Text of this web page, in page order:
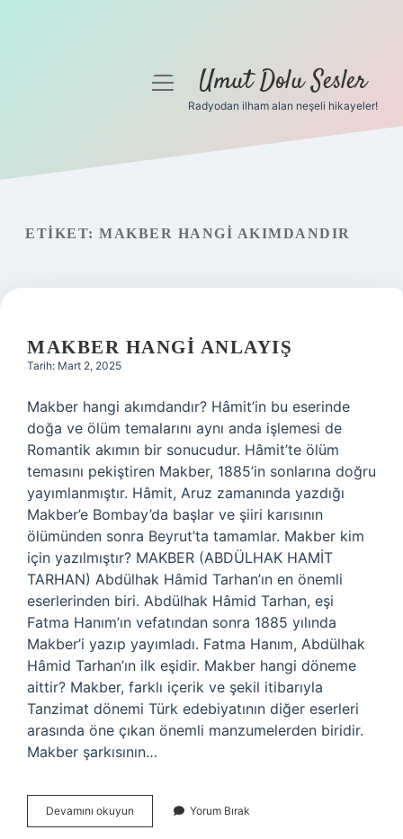
Gizlilik Politikası
menüyüUmut Dolu Sesler
Radyodan ilham alan neşeli hikayeler!
ETIKET: MAKBER HANGI AKIMDANDIR
MAKBER HANGI ANLAYIŞ
Tarih: Mart 2, 2025
Makber hangi akımdandır? Hâmit’in bu eserinde
doğa ve ölüm temalarını aynı anda işlemesi de
Romantik akımın bir sonucudur. Hâmit’te ölüm
temasını pekiştiren Makber, 1885’in sonlarına doğru
yayımlanmıştır. Hâmit, Aruz zamanında yazdığı
Makber’e Bombay’da başlar ve şiiri karısının
ölümünden sonra Beyrut’ta tamamlar. Makber kim
için yazılmıştır? MAKBER (ABDÜLHAK HAMİT
TARHAN) Abdülhak Hâmid Tarhan’ın en önemli
eserlerinden biri. Abdülhak Hâmid Tarhan, eşi
Fatma Hanım’ın vefatından sonra 1885 yılında
Makber’i yazıp yayımladı. Fatma Hanım, Abdülhak
Hâmid Tarhan’ın ilk eşidir. Makber hangi döneme
aittir? Makber, farklı içerik ve şekil itibarıyla
Tanzimat dönemi Türk edebiyatının diğer eserleri
arasında öne çıkan önemli manzumelerden biridir.
Makber şarkısının…
Devamını okuyun
Hangi
Yorum Bırak